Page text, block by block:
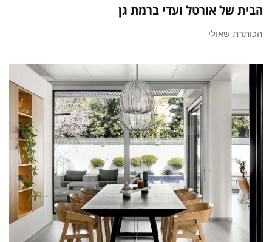
הבית של אורטל ועדי ברמת גן
הכותרת שאולי